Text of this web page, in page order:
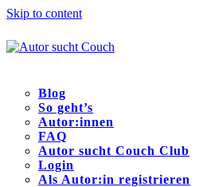
Skip to content
Blog
So geht’s
Autor:innen
FAQ
Autor sucht Couch Club
Login
Als Autor:in registrieren